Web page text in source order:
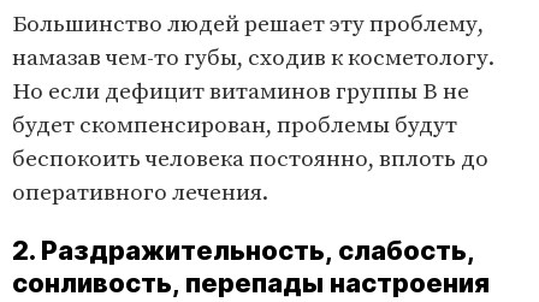
Большинство людей решает эту проблему,
намазав чем-то губы, сходив к косметологу.
Но если дефицит витаминов группы В не
будет скомпенсирован, проблемы будут
беспокоить человека постоянно, вплоть до
оперативного лечения.
2. Раздражительность, слабость,
сонливость, перепады настроения